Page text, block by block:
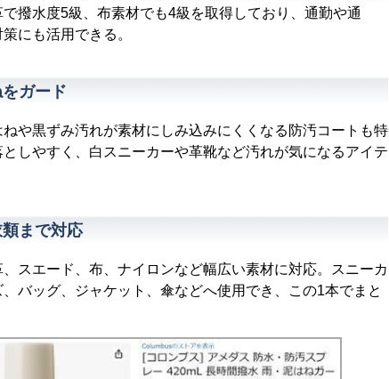
撥水度5級、布素材でも4級を取得しており、通勤や通
にも活用できる。
ガード
や黒ずみ汚れが素材にしみ込みにくくなる防汚コートも特
しやすく、白スニーカーや革靴など汚れが気になるアイテ
まで対応
スエード、布、ナイロンなど幅広い素材に対応。スニーカ
バッグ、ジャケット、傘などへ使用でき、この1本でまと